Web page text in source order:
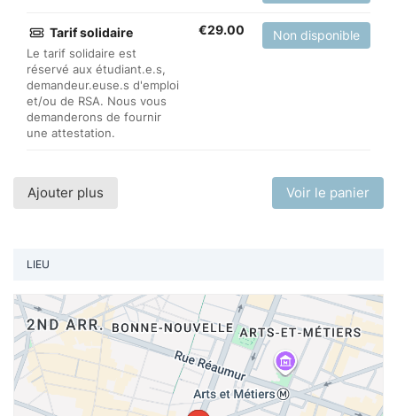
Tarif solidaire
Le tarif solidaire est
réservé aux étudiant.e.s,
demandeur.euse.s d'emploi
et/ou de RSA. Nous vous
demanderons de fournir
une attestation.
€29.00 Non disponible
Ajouter plus Voir le panier
LIEU